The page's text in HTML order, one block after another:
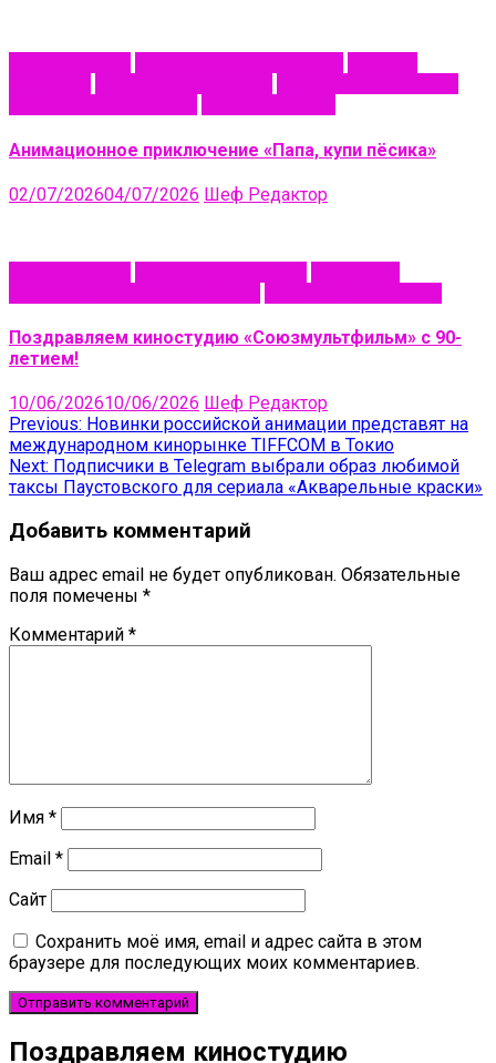
Анимационное приключение «Папа, купи пёсика»
02/07/202604/07/2026 Шеф Редактор
Поздравляем киностудию «Союзмультфильм» с 90-
летием!
10/06/202610/06/2026 Шеф Редактор
Навигация
по
записям
Previous: Новинки российской анимации представят на
международном кинорынке TIFFCOM в Токио
Next: Подписчики в Telegram выбрали образ любимой
таксы Паустовского для сериала «Акварельные краски»
Добавить комментарий
Ваш адрес email не будет опубликован. Обязательные
поля помечены *
Комментарий *
Имя *
Email *
Сайт
Сохранить моё имя, email и адрес сайта в этом
браузере для последующих моих комментариев.
Поздравляем киностудию